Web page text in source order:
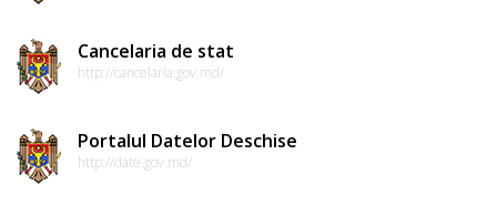
Cancelaria de stat
http://cancelaria.gov.md/
Portalul Datelor Deschise
http://date.gov.md/